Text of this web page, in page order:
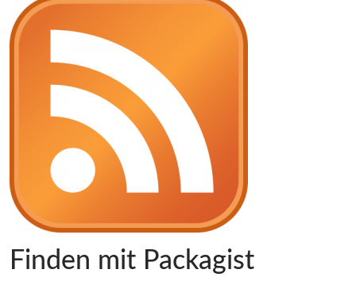
Finden mit Packagist